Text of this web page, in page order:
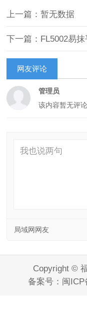
上一篇：暂无数据
下一篇：FL5002易
网友评论
管理员
该内容暂无评论
局域网网友
Copyright ©
备案号： 闽ICP